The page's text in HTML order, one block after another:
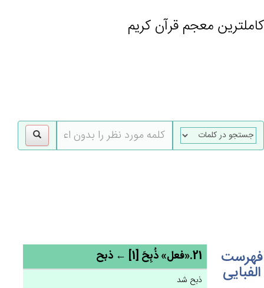
کاملترین معجم قرآن کریم
فهرست
الفبایی
21.«فعل» ذُبِح‌َ [1] ← ذبح
ذبح شد